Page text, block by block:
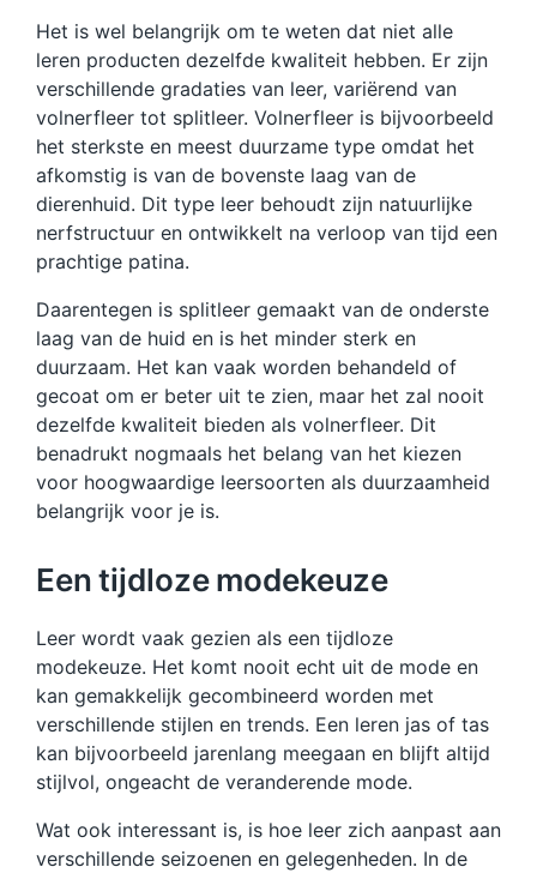
Het is wel belangrijk om te weten dat niet alle
leren producten dezelfde kwaliteit hebben. Er zijn
verschillende gradaties van leer, variërend van
volnerfleer tot splitleer. Volnerfleer is bijvoorbeeld
het sterkste en meest duurzame type omdat het
afkomstig is van de bovenste laag van de
dierenhuid. Dit type leer behoudt zijn natuurlijke
nerfstructuur en ontwikkelt na verloop van tijd een
prachtige patina.
Daarentegen is splitleer gemaakt van de onderste
laag van de huid en is het minder sterk en
duurzaam. Het kan vaak worden behandeld of
gecoat om er beter uit te zien, maar het zal nooit
dezelfde kwaliteit bieden als volnerfleer. Dit
benadrukt nogmaals het belang van het kiezen
voor hoogwaardige leersoorten als duurzaamheid
belangrijk voor je is.
Een tijdloze modekeuze
Leer wordt vaak gezien als een tijdloze
modekeuze. Het komt nooit echt uit de mode en
kan gemakkelijk gecombineerd worden met
verschillende stijlen en trends. Een leren jas of tas
kan bijvoorbeeld jarenlang meegaan en blijft altijd
stijlvol, ongeacht de veranderende mode.
Wat ook interessant is, is hoe leer zich aanpast aan
verschillende seizoenen en gelegenheden. In de